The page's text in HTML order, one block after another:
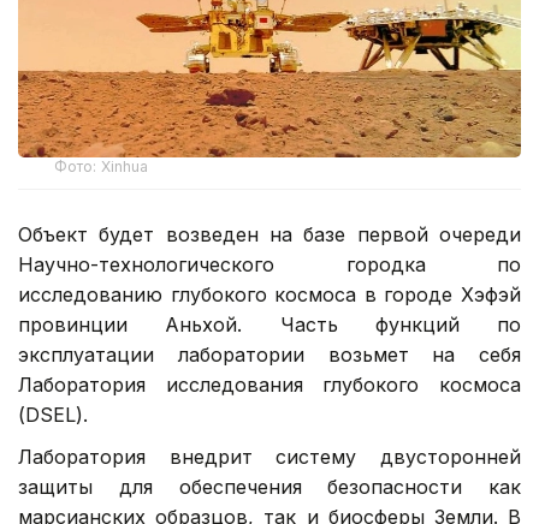
Фото: Xinhua
Объект будет возведен на базе первой очереди
Научно-технологического городка по
исследованию глубокого космоса в городе Хэфэй
провинции Аньхой. Часть функций по
эксплуатации лаборатории возьмет на себя
Лаборатория исследования глубокого космоса
(DSEL).
Лаборатория внедрит систему двусторонней
защиты для обеспечения безопасности как
марсианских образцов, так и биосферы Земли. В